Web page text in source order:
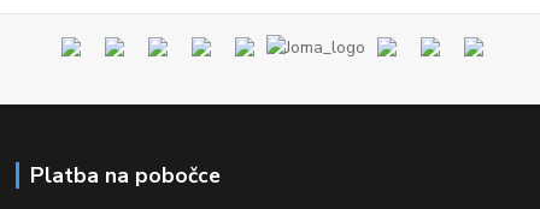
Platba na pobočce